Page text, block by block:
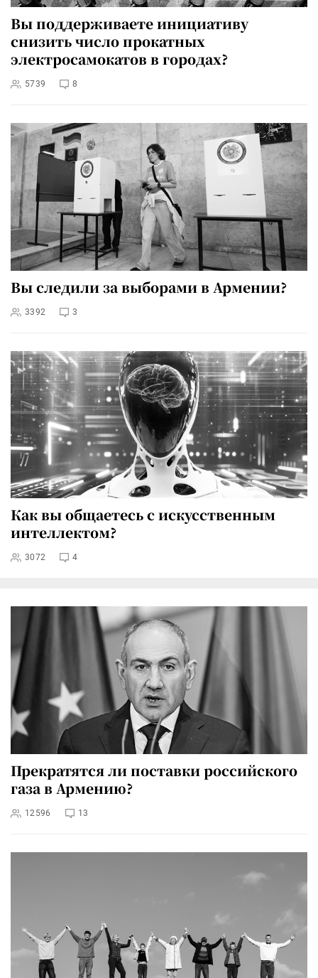
Вы поддерживаете инициативу
снизить число прокатных
электросамокатов в городах?
5739 8
Вы следили за выборами в Армении?
3392 3
Как вы общаетесь с искусственным
интеллектом?
3072 4
Прекратятся ли поставки российского
газа в Армению?
12596 13